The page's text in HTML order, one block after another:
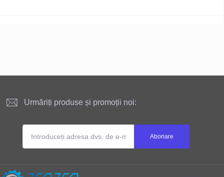
Urmăriți produse și promoții noi:
Abonare